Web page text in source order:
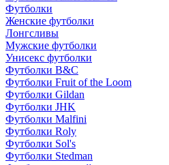
Футболки
Женские футболки
Лонгсливы
Мужские футболки
Унисекс футболки
Футболки B&C
Футболки Fruit of the Loom
Футболки Gildan
Футболки JHK
Футболки Malfini
Футболки Roly
Футболки Sol's
Футболки Stedman